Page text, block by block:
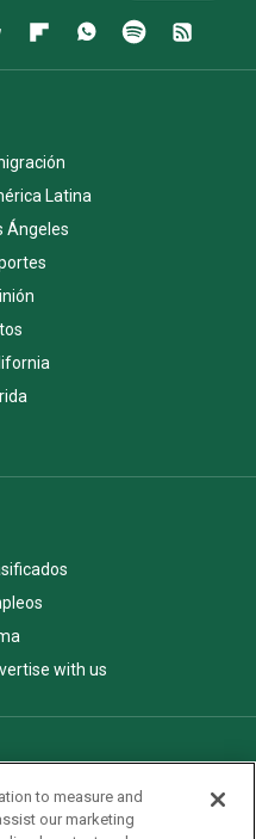
Latina
Ángeles
with us
to measure and
our marketing